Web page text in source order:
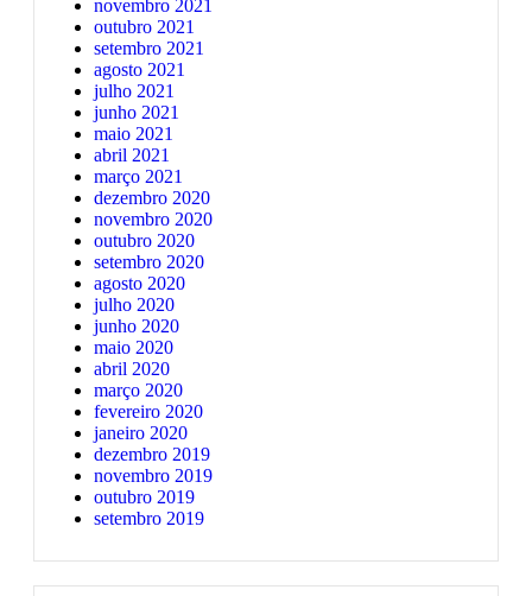
novembro 2021
outubro 2021
setembro 2021
agosto 2021
julho 2021
junho 2021
maio 2021
abril 2021
março 2021
dezembro 2020
novembro 2020
outubro 2020
setembro 2020
agosto 2020
julho 2020
junho 2020
maio 2020
abril 2020
março 2020
fevereiro 2020
janeiro 2020
dezembro 2019
novembro 2019
outubro 2019
setembro 2019